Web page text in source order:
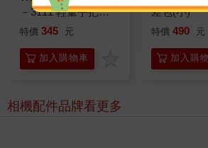
－3111 輕量手把式
腳架
特價 345 元
加入購物車
差包(小)
特價 490 元
加入購
相機配件品牌看更多